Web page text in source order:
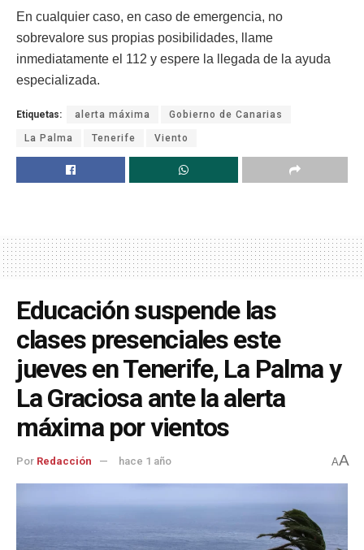
En cualquier caso, en caso de emergencia, no
sobrevalore sus propias posibilidades, llame
inmediatamente el 112 y espere la llegada de la ayuda
especializada.
Etiquetas: alerta máxima Gobierno de Canarias
La Palma Tenerife Viento
Educación suspende las
clases presenciales este
jueves en Tenerife, La Palma y
La Graciosa ante la alerta
máxima por vientos
Por Redacción hace 1 año AA